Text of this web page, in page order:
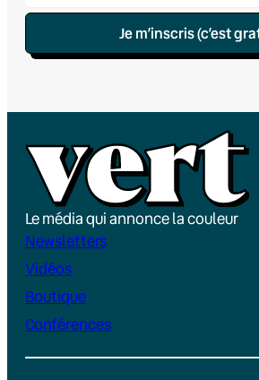
Je m’inscris (c’est
Le média qui annonce la couleur
Newsletters
Vidéos
Boutique
Conférences